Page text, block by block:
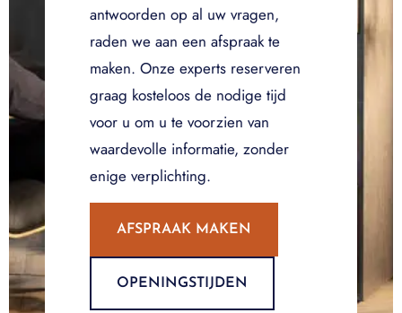
antwoorden op al uw vragen,
raden we aan een afspraak te
maken. Onze experts reserveren
graag kosteloos de nodige tijd
voor u om u te voorzien van
waardevolle informatie, zonder
enige verplichting.
AFSPRAAK MAKEN
OPENINGSTIJDEN